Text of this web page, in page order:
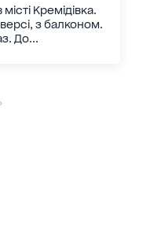
Кремідівка.
з балконом.
До...